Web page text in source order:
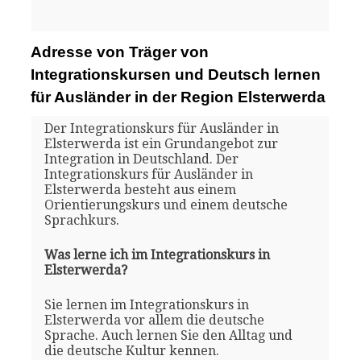
Adresse von Träger von
Integrationskursen und Deutsch lernen
für Ausländer in der Region Elsterwerda
Der Integrationskurs für Ausländer in
Elsterwerda ist ein Grundangebot zur
Integration in Deutschland. Der
Integrationskurs für Ausländer in
Elsterwerda besteht aus einem
Orientierungskurs und einem deutsche
Sprachkurs.
Was lerne ich im Integrationskurs in
Elsterwerda?
Sie lernen im Integrationskurs in
Elsterwerda vor allem die deutsche
Sprache. Auch lernen Sie den Alltag und
die deutsche Kultur kennen.